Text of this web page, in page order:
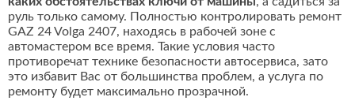
руль только самому. Полностью контролировать ремонт
GAZ 24 Volga 2407, находясь в рабочей зоне с
автомастером все время. Такие условия часто
противоречат технике безопасности автосервиса, зато
это избавит Вас от большинства проблем, а услуга по
ремонту будет максимально прозрачной.